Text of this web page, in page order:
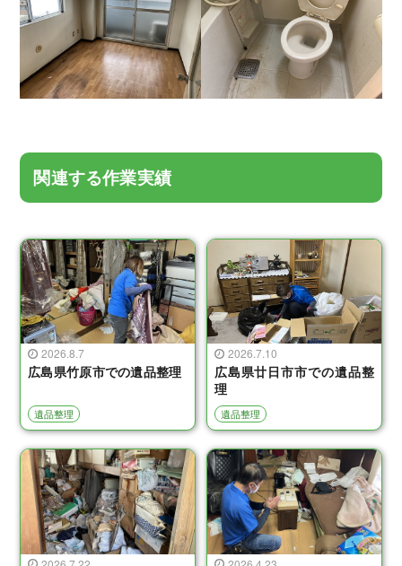
関連する作業実績
2026.8.7
広島県竹原市での遺品整理
遺品整理
2026.7.10
広島県廿日市市での遺品整
理
遺品整理